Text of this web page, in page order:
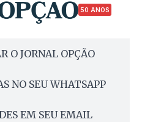
50 ANOS
O JORNAL OPÇÃO
NO SEU WHATSAPP
EM SEU EMAIL